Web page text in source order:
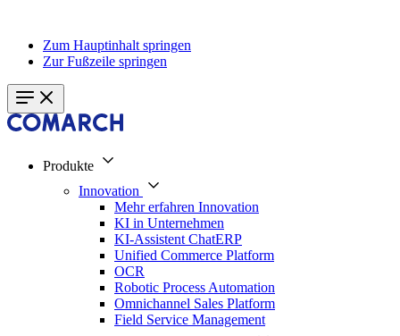
Zum Hauptinhalt springen
Zur Fußzeile springen
Produkte
Innovation
Mehr erfahren Innovation
KI in Unternehmen
KI-Assistent ChatERP
Unified Commerce Platform
OCR
Robotic Process Automation
Omnichannel Sales Platform
Field Service Management